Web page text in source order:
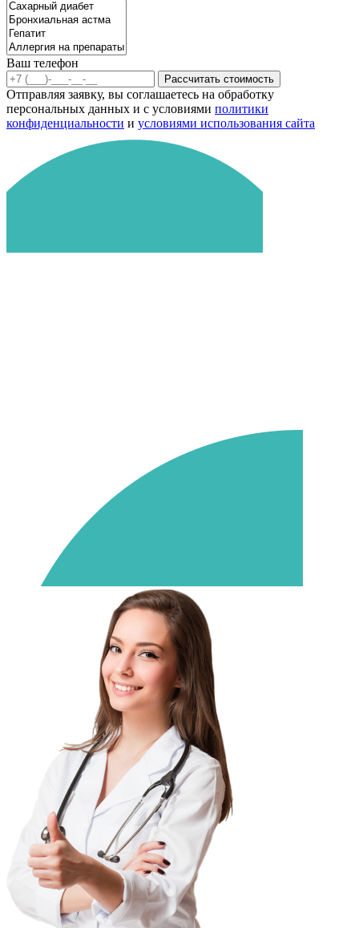
Ваш телефон
Рассчитать стоимость
Отправляя заявку, вы соглашаетесь на обработку
персональных данных и с условиями политики
конфиденциальности и условиями использования сайта